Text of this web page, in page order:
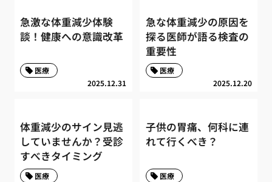
急激な体重減少体験
談！健康への意識改革
2025.12.31
医療
急な体重減少の原因を
探る医師が語る検査の
重要性
2025.12.20
医療
体重減少のサイン見逃
していませんか？受診
すべきタイミング
医療
子供の胃痛、何科に連
れて行くべき？
医療